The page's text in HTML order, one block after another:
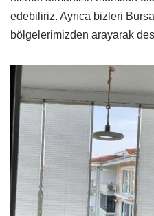
edebiliriz. Ayrıca bizleri Bursa
bölgelerimizden arayarak